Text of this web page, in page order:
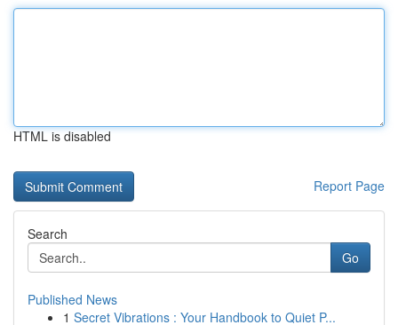
HTML is disabled
Report Page
Search
Go
Published News
1 Secret Vibrations : Your Handbook to Quiet P...